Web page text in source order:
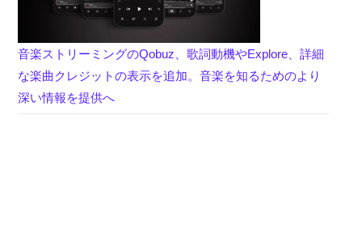
音楽ストリーミングのQobuz、歌詞動機やExplore、詳細
な楽曲クレジットの表示を追加。音楽を知るためのより
深い情報を提供へ